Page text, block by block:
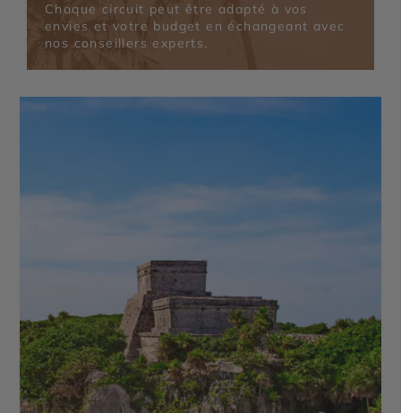
Chaque circuit peut être adapté à vos
envies et votre budget en échangeant avec
nos conseillers experts.